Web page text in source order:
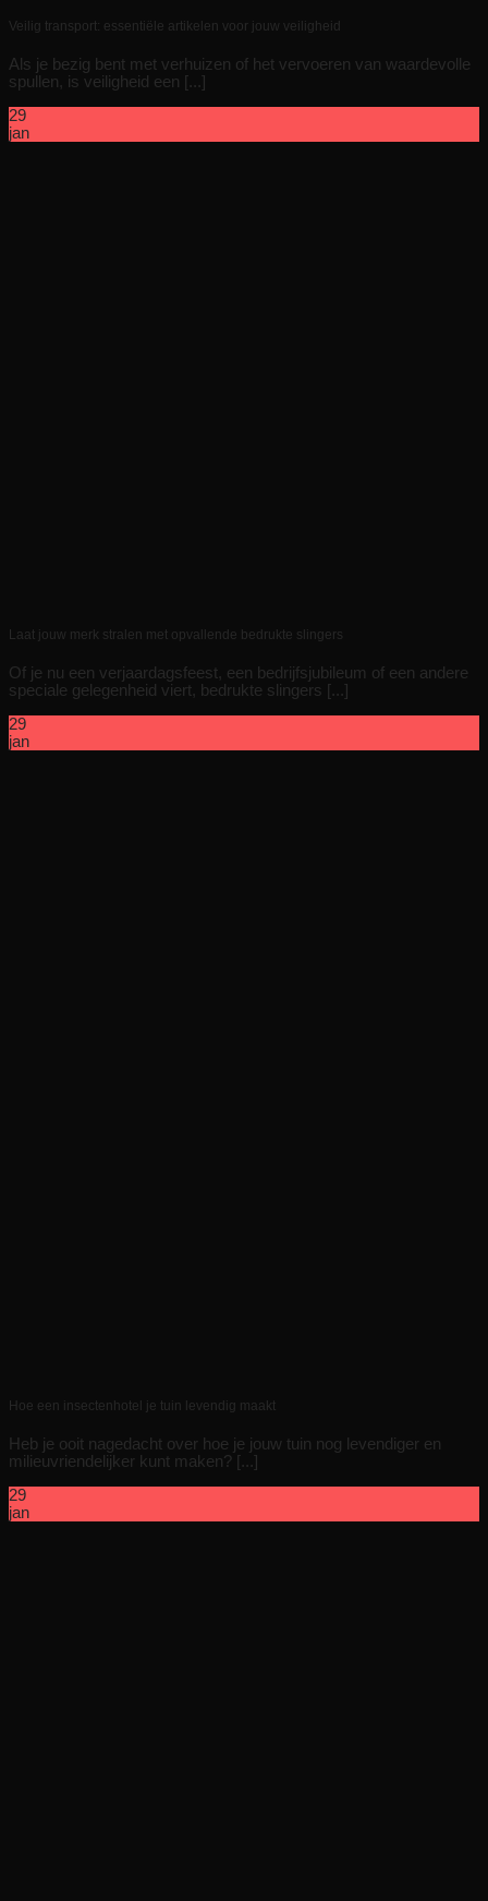
Veilig transport: essentiële artikelen voor jouw veiligheid
Als je bezig bent met verhuizen of het vervoeren van waardevolle
spullen, is veiligheid een [...]
29
jan
Laat jouw merk stralen met opvallende bedrukte slingers
Of je nu een verjaardagsfeest, een bedrijfsjubileum of een andere
speciale gelegenheid viert, bedrukte slingers [...]
29
jan
Hoe een insectenhotel je tuin levendig maakt
Heb je ooit nagedacht over hoe je jouw tuin nog levendiger en
milieuvriendelijker kunt maken? [...]
29
jan